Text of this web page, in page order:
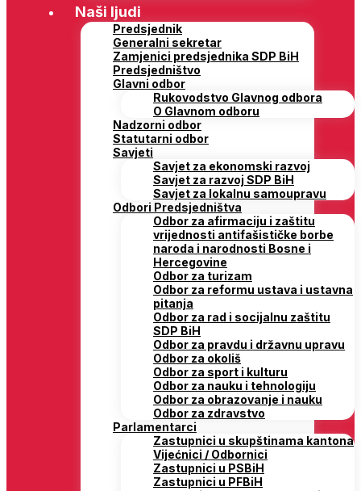
Naši ljudi
Predsjednik
Generalni sekretar
Zamjenici predsjednika SDP BiH
Predsjedništvo
Glavni odbor
Rukovodstvo Glavnog odbora
O Glavnom odboru
Nadzorni odbor
Statutarni odbor
Savjeti
Savjet za ekonomski razvoj
Savjet za razvoj SDP BiH
Savjet za lokalnu samoupravu
Odbori Predsjedništva
Odbor za afirmaciju i zaštitu
vrijednosti antifašističke borbe
naroda i narodnosti Bosne i
Hercegovine
Odbor za turizam
Odbor za reformu ustava i ustavna
pitanja
Odbor za rad i socijalnu zaštitu
SDP BiH
Odbor za pravdu i državnu upravu
Odbor za okoliš
Odbor za sport i kulturu
Odbor za nauku i tehnologiju
Odbor za obrazovanje i nauku
Odbor za zdravstvo
Parlamentarci
Zastupnici u skupštinama kantona
Vijećnici / Odbornici
Zastupnici u PSBiH
Zastupnici u PFBiH